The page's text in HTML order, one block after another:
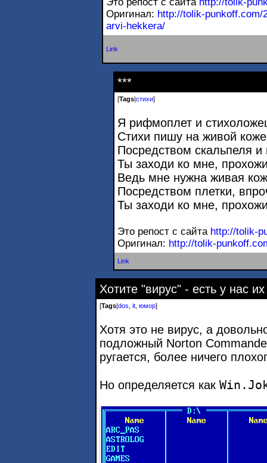
Оригинал: http://tolik-punkoff.com/
arvi-hekkera/
Link
***
[Tags|стихи]
Я рифмоплет и
Стихи пишу на живой
Посредством скальпеля и
Ты заходи ко мне,
Ведь мне нужна живая
Посредством плетки,
Ты заходи ко мне,
Это репост с сайта http://tolik-
Оригинал: http://tolik-
Link
Хотите "вирус" - есть у нас
[Tags dos it юмор]
Хотя это не вирус, а
подложный Norton
ругается, более ничего
Но определяется как